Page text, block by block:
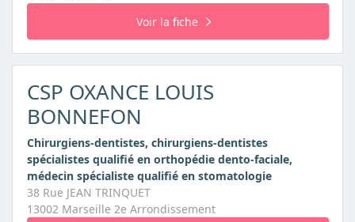
Voir la fiche
CSP OXANCE LOUIS
BONNEFON
Chirurgiens-dentistes, chirurgiens-dentistes
spécialistes qualifié en orthopédie dento-faciale,
médecin spécialiste qualifié en stomatologie
38 Rue JEAN TRINQUET
13002 Marseille 2e Arrondissement